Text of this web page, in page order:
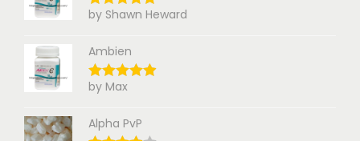
by Shawn Heward
Ambien
by Max
Alpha PvP